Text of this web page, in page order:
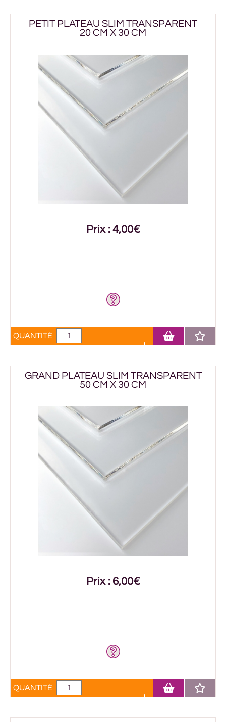
PETIT PLATEAU SLIM TRANSPARENT
20 CM X 30 CM
Prix : 4,00€
QUANTITÉ
GRAND PLATEAU SLIM TRANSPARENT
50 CM X 30 CM
Prix : 6,00€
QUANTITÉ